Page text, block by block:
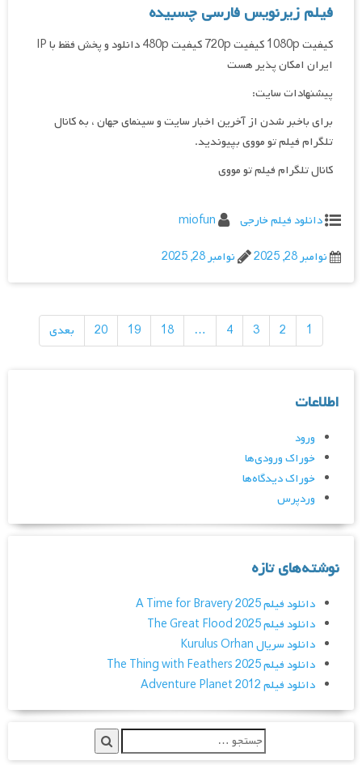
فیلم زیرنویس فارسی چسبیده
کیفیت 1080p کیفیت 720p کیفیت 480p دانلود و پخش فقط با IP
ایران امکان پذیر هست
پیشنهادات سایت:
برای باخبر شدن از آخرین اخبار سایت و سینمای جهان ، به کانال
تلگرام فیلم تو مووی بپیوندید.
کانال تلگرام فیلم تو مووی
دانلود فیلم خارجی
miofun
نوامبر 28, 2025
نوامبر 28, 2025
راهبری
نوشته‌ها
1
2
3
4
…
18
19
20 بعدی
اطلاعات
ورود
خوراک ورودی‌ها
خوراک دیدگاه‌ها
وردپرس
نوشته‌های تازه
دانلود فیلم A Time for Bravery 2025
دانلود فیلم The Great Flood 2025
دانلود سریال Kurulus Orhan
دانلود فیلم The Thing with Feathers 2025
دانلود فیلم Adventure Planet 2012